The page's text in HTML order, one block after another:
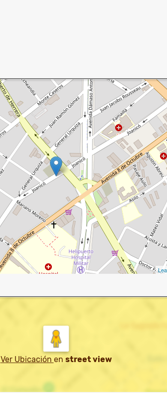
Ver Ubicación en street view